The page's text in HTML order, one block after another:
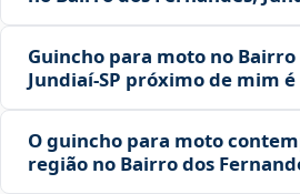
Guincho para moto no Bairro
Jundiaí‑SP próximo de mim
O guincho para moto
região no Bairro dos